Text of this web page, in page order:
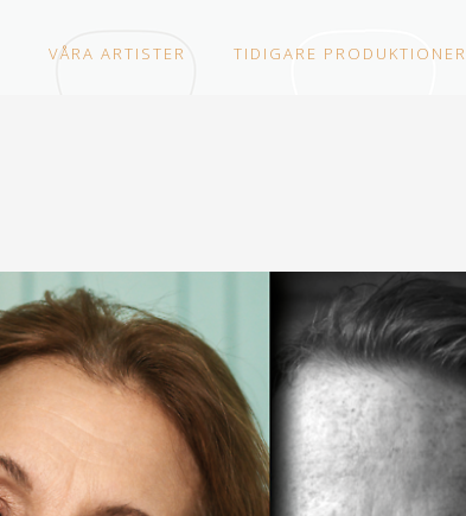
VÅRA ARTISTER TIDIGARE PRODUKTIONER